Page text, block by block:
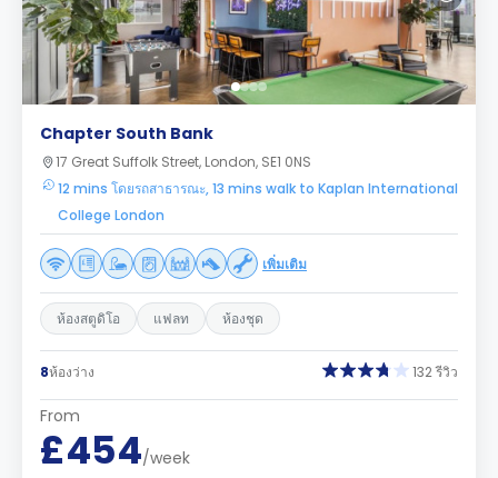
Chapter South Bank
17 Great Suffolk Street, London, SE1 0NS
12 mins โดยรถสาธารณะ, 13 mins walk to Kaplan International
College London
เพิ่มเติม
ห้องสตูดิโอ แฟลท ห้องชุด
8ห้องว่าง 132 รีวิว
From
£454/week